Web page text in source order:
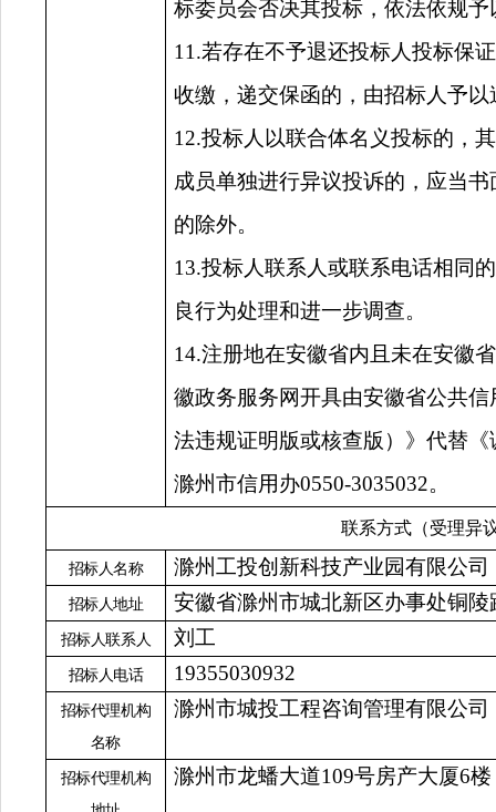
标委员会否决其投标，依法依规予
11.若存在不予退还投标人投标保
收缴，递交保函的，由招标人予以
12.投标人以联合体名义投标的，
成员单独进行异议投诉的，应当
的除外。
13.投标人联系人或联系电话相同
良行为处理和进一步调查。
14.注册地在安徽省内且未在安徽
徽政务服务网开具由安徽省公共
法违规证明版或核查版）》代替
滁州市信用办0550-3035032。
联系方式（受理异
招标人名称 滁州工投创新科技产业园有限公司
招标人地址 安徽省滁州市城北新区办事处铜
招标人联系人 刘工
招标人电话 19355030932
招标代理机构
名称
滁州市城投工程咨询管理有限公司
招标代理机构
滁州市龙蟠大道109号房产大厦6楼